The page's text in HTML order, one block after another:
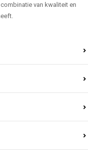
combinatie van kwaliteit en